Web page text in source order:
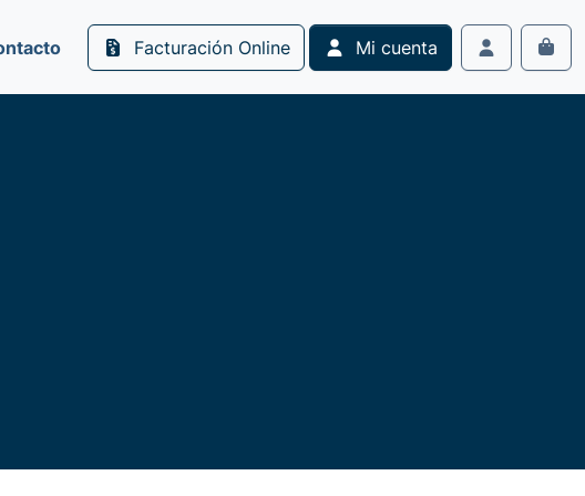
Facturación Online
Mi cuenta
Account
Cart